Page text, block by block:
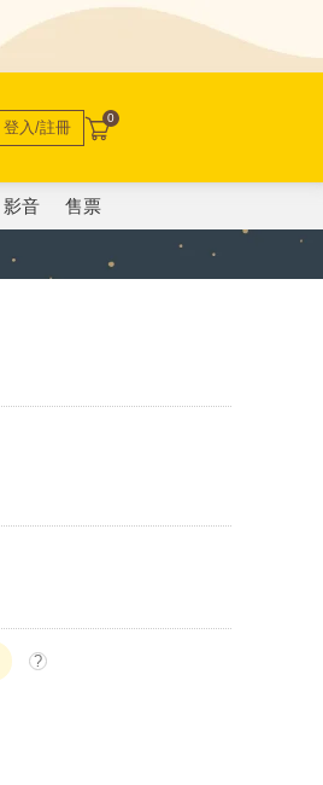
登入/註冊 0
影音 售票
?